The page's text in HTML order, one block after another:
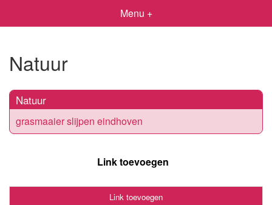
Menu +
Natuur
Natuur
grasmaaier slijpen eindhoven
Link toevoegen
Link toevoegen